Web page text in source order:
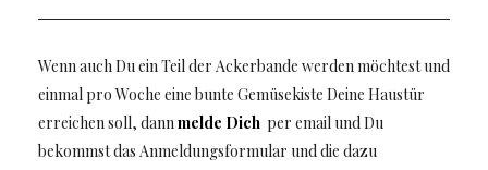
Wenn auch Du ein Teil der Ackerbande werden möchtest und
einmal pro Woche eine bunte Gemüsekiste Deine Haustür
erreichen soll, dann melde Dichper email und Du
bekommst das Anmeldungsformular und die dazu